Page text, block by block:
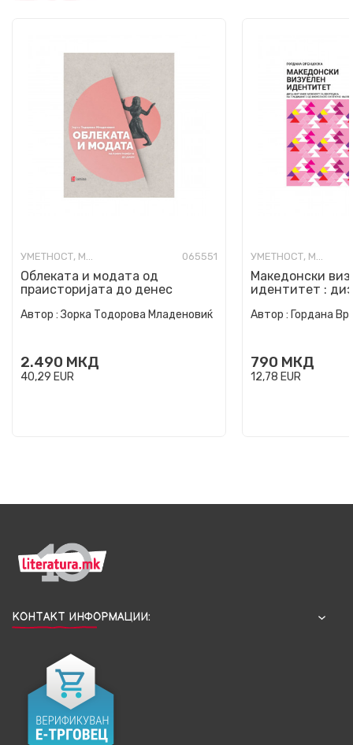
УМЕТНОСТ, МОДА И ИЗРАБОТКИ 065551
Облеката и модата од
праисторијата до денес
Автор : Зорка Тодорова Младеновиќ
2.490 МКД
40,29 EUR
УМЕТНОСТ, МОДА И ИЗРАБОТКИ
Македонски
идентитет :
традици...
Автор : Гордана
790 МКД
12,78 EUR
КОНТАКТ ИНФОРМАЦИИ: